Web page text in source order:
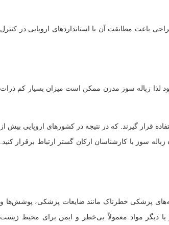
باعث مطابقت آن با استانداردهای اروپایی در کنترل
لذا زباله سوز مدرن ممکن است میزان بسیار کم ذرات
قرار گیرند. که در نتیجه در کشورهای اروپایی بیش از
شما می توانید برای سفارش دستگاه زباله سوز با کارشناسان ارکان گستر ارتباط برقرار کنید.
پزشکی خطرناک مانند ضایعات پزشکی، پوشش‌ها و
یا دیگر مواد معمولاً بی‌خطر و ایمن برای محیط زیست